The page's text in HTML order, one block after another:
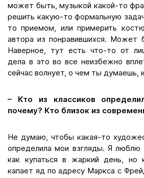
может быть, музыкой какой-то
решить какую-то формальную
то приемом, или примерить
автора из понравившихся. Может
Наверное, тут есть что-то от
дела в это во все неизбежно
сейчас волнует, о чем ты думаешь,
– Кто из классиков
почему? Кто близок из
Не думаю, чтобы какая-то
определила мои взгляды. Я люблю
как купаться в жаркий день, но
капает яд по адресу Маркса с